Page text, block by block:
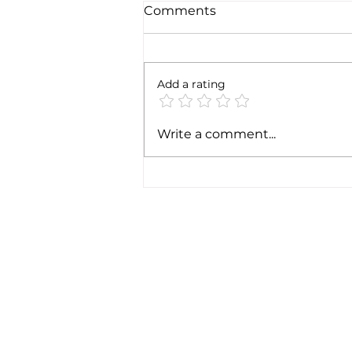
Dövlət satınalmalarında
Comments
Add a rating
Write a comment...